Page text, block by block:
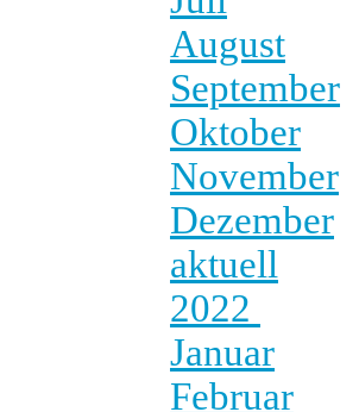
August
September
Oktober
November
Dezember
aktuell
2022
Januar
Februar